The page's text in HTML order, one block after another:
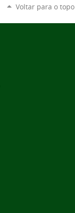
Voltar para o topo